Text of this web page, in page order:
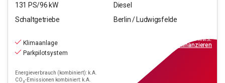
131 PS/96 kW
Diesel
Schaltgetriebe
Berlin / Ludwigsfelde
Klimaanlage
Parkpilotsystem
Energieverbrauch (kombiniert): k.A.
CO₂-Emissionen kombiniert: k.A.
inkl.MwSt.
finanzieren